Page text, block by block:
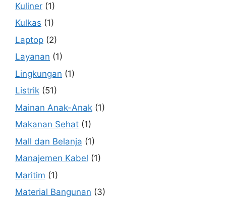
Kuliner (1)
Kulkas (1)
Laptop (2)
Layanan (1)
Lingkungan (1)
Listrik (51)
Mainan Anak-Anak (1)
Makanan Sehat (1)
Mall dan Belanja (1)
Manajemen Kabel (1)
Maritim (1)
Material Bangunan (3)